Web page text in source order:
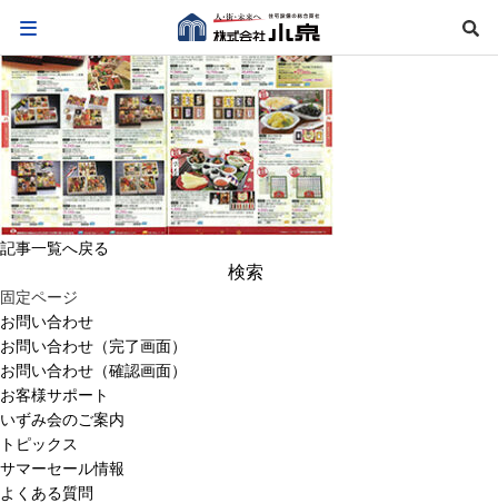
記事一覧へ戻る
索:
固定ページ
お問い合わせ
お問い合わせ（完了画面）
お問い合わせ（確認画面）
お客様サポート
いずみ会のご案内
トピックス
サマーセール情報
よくある質問